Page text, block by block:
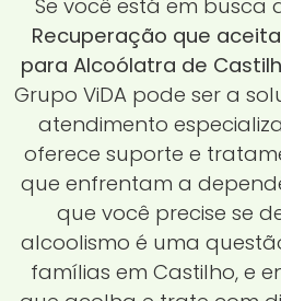
Se você está em busca
Recuperação que
para Alcoólatra de
Grupo ViDA pode ser a
atendimento
oferece suporte e
que enfrentam a
que você precise se
alcoolismo é uma
famílias em Castilho, e